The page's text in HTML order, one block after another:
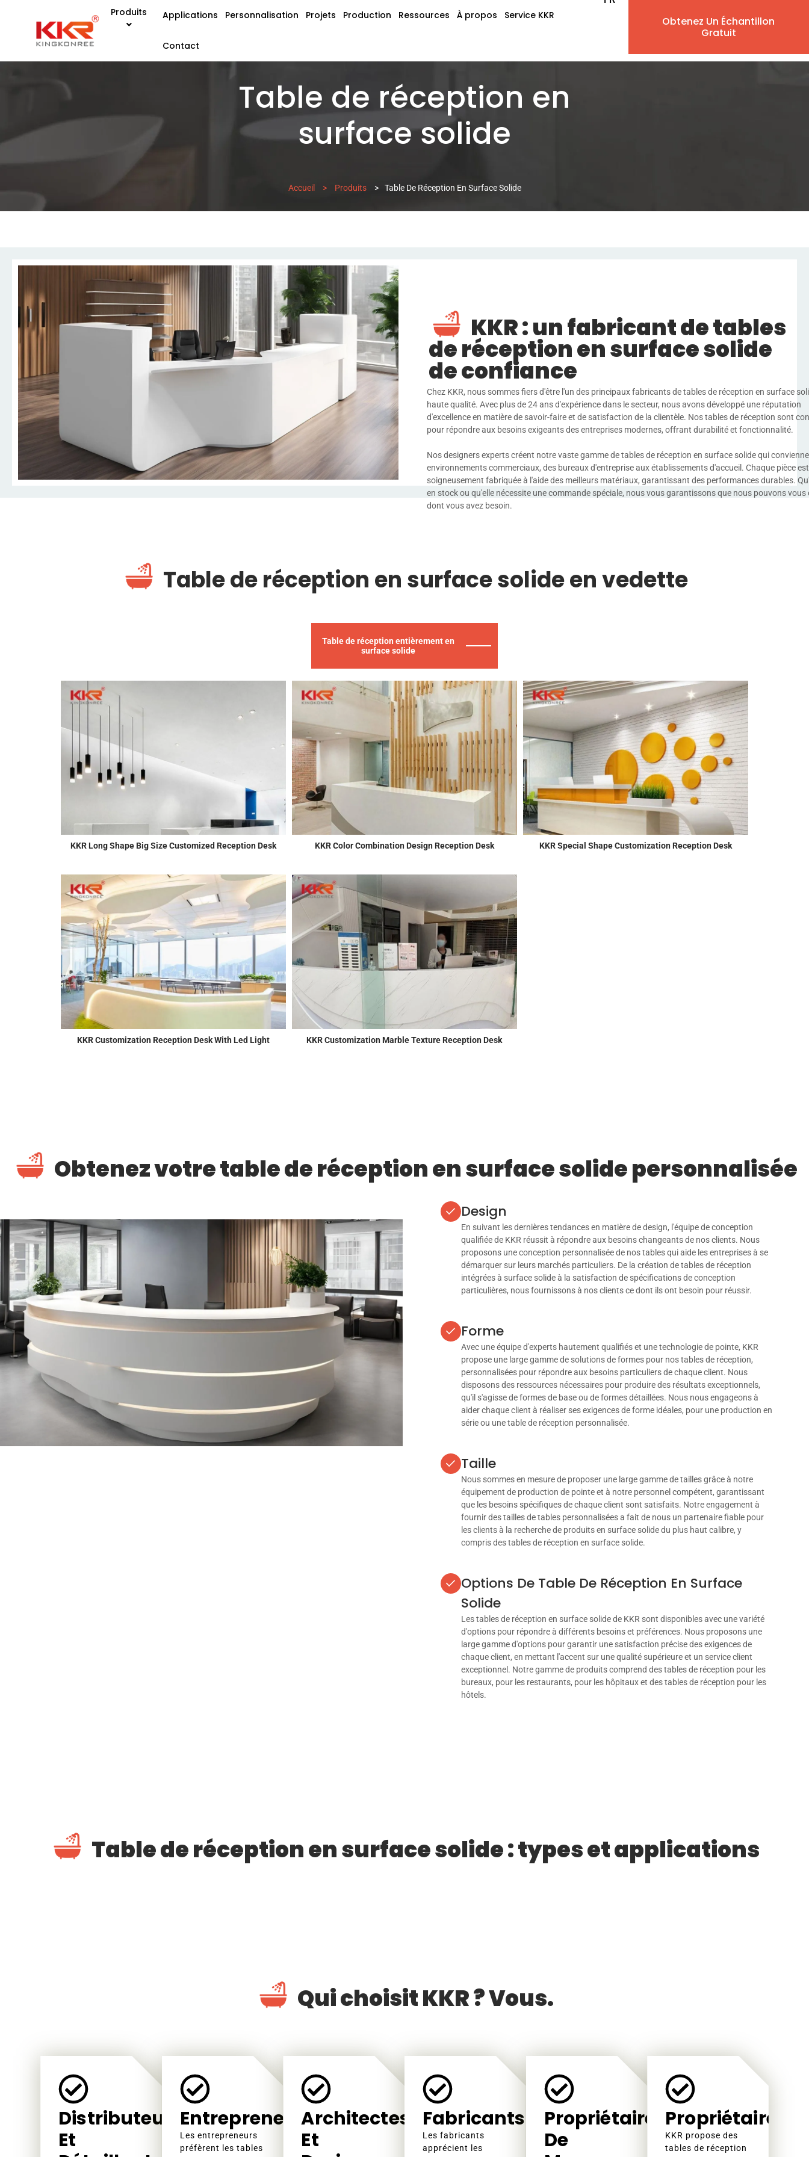
Produits Applications Personnalisation Projets Production Ressources À propos Service KKR
Contact
AR
Obtenez Un Échantillon
Gratuit
Table de réception en
surface solide
Accueil > Produits > Table De Réception En Surface Solide
KKR : un fabricant de tables
de réception en surface solide
de confiance
Chez KKR, nous sommes fiers d'être l'un des principaux fabricants de tables de réception en surface
haute qualité. Avec plus de 24 ans d'expérience dans le secteur, nous avons développé une réputation
d'excellence en matière de savoir-faire et de satisfaction de la clientèle. Nos tables de réception sont
pour répondre aux besoins exigeants des entreprises modernes, offrant durabilité et fonctionnalité.
Nos designers experts créent notre vaste gamme de tables de réception en surface solide qui
environnements commerciaux, des bureaux d'entreprise aux établissements d'accueil. Chaque pièce est
soigneusement fabriquée à l'aide des meilleurs matériaux, garantissant des performances durables.
en stock ou qu'elle nécessite une commande spéciale, nous vous garantissons que nous pouvons vous
dont vous avez besoin.
Table de réception en surface solide en vedette
Table de réception entièrement en
surface solide
KKR Long Shape Big Size Customized Reception Desk KKR Color Combination Design Reception Desk KKR Special Shape Customization Reception Desk
KKR Customization Reception Desk With Led Light KKR Customization Marble Texture Reception Desk
Obtenez votre table de réception en surface solide personnalisée
Design
En suivant les dernières tendances en matière de design, l'équipe de conception
qualifiée de KKR réussit à répondre aux besoins changeants de nos clients. Nous
proposons une conception personnalisée de nos tables qui aide les entreprises à se
démarquer sur leurs marchés particuliers. De la création de tables de réception
intégrées à surface solide à la satisfaction de spécifications de conception
particulières, nous fournissons à nos clients ce dont ils ont besoin pour réussir.
Forme
Avec une équipe d'experts hautement qualifiés et une technologie de pointe, KKR
propose une large gamme de solutions de formes pour nos tables de réception,
personnalisées pour répondre aux besoins particuliers de chaque client. Nous
disposons des ressources nécessaires pour produire des résultats exceptionnels,
qu'il s'agisse de formes de base ou de formes détaillées. Nous nous engageons à
aider chaque client à réaliser ses exigences de forme idéales, pour une production en
série ou une table de réception personnalisée.
Taille
Nous sommes en mesure de proposer une large gamme de tailles grâce à notre
équipement de production de pointe et à notre personnel compétent, garantissant
que les besoins spécifiques de chaque client sont satisfaits. Notre engagement à
fournir des tailles de tables personnalisées a fait de nous un partenaire fiable pour
les clients à la recherche de produits en surface solide du plus haut calibre, y
compris des tables de réception en surface solide.
Options De Table De Réception En Surface
Solide
Les tables de réception en surface solide de KKR sont disponibles avec une variété
d'options pour répondre à différents besoins et préférences. Nous proposons une
large gamme d'options pour garantir une satisfaction précise des exigences de
chaque client, en mettant l'accent sur une qualité supérieure et un service client
exceptionnel. Notre gamme de produits comprend des tables de réception pour les
bureaux, pour les restaurants, pour les hôpitaux et des tables de réception pour les
hôtels.
Table de réception en surface solide : types et applications
Qui choisit KKR ? Vous.
Distributeurs
Et
Entrepreneurs
Les entrepreneurs
préfèrent les tables
Architectes
Et
Fabricants
Les fabricants
apprécient les
Propriétaires
De
Propriétaires
KKR propose des
tables de réception